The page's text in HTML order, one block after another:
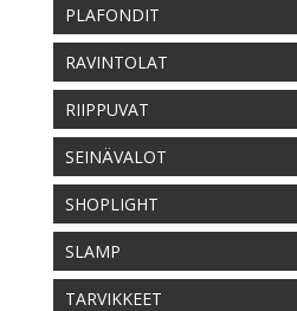
PLAFONDIT
RAVINTOLAT
RIIPPUVAT
SEINÄVALOT
SHOPLIGHT
SLAMP
TARVIKKEET